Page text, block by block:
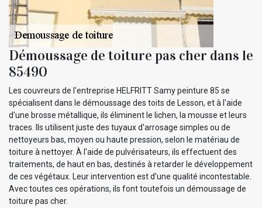
Démoussage de toiture pas cher dans le
85490
Les couvreurs de l'entreprise HELFRITT Samy peinture 85 se
spécialisent dans le démoussage des toits de Lesson, et à l'aide
d'une brosse métallique, ils éliminent le lichen, la mousse et leurs
traces. Ils utilisent juste des tuyaux d'arrosage simples ou de
nettoyeurs bas, moyen ou haute pression, selon le matériau de
toiture à nettoyer. À l'aide de pulvérisateurs, ils effectuent des
traitements, de haut en bas, destinés à retarder le développement
de ces végétaux. Leur intervention est d’une qualité incontestable.
Avec toutes ces opérations, ils font toutefois un démoussage de
toiture pas cher.